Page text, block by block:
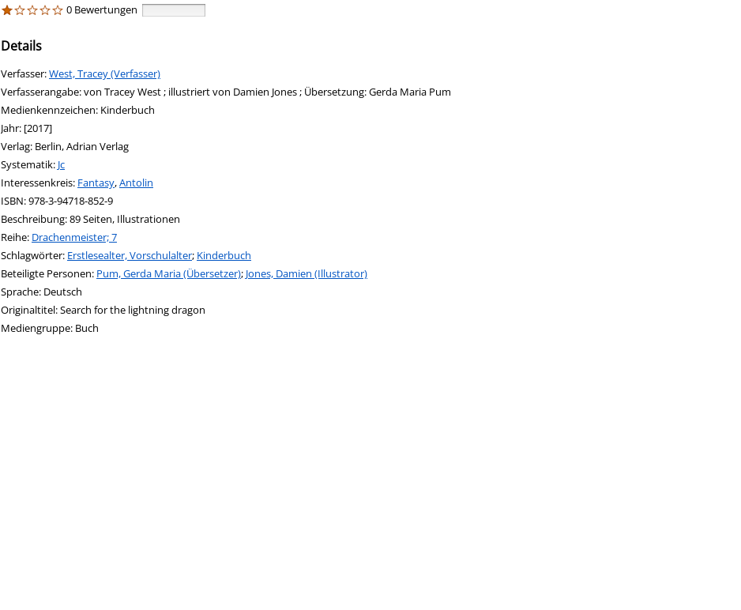
0 Bewertungen
Details
Verfasser:Suche nach diesem Verfasser
West, Tracey (Verfasser)
Verfasserangabe:von Tracey West ; illustriert von Damien Jones ; Übersetzung: Gerda Maria Pum
Medienkennzeichen: Kinderbuch
Jahr: [2017]
Verlag: Berlin, Adrian Verlag
opens in new tab
Diesen Link in neuem Tab öffnen
Systematik: Suche nach dieser Systematik
Jc
Interessenkreis: Suche nach diesem Interessenskreis
Fantasy,Antolin
ISBN:978-3-94718-852-9
Beschreibung:89 Seiten, Illustrationen
Reihe: Drachenmeister; 7
Schlagwörter: Erstlesealter, Vorschulalter; Kinderbuch
Beteiligte Personen: Suche nach dieser Beteiligten Person
Pum, Gerda Maria (Übersetzer); Jones, Damien (Illustrator)
Sprache: Deutsch
Originaltitel:Search for the lightning dragon
Mediengruppe: Buch